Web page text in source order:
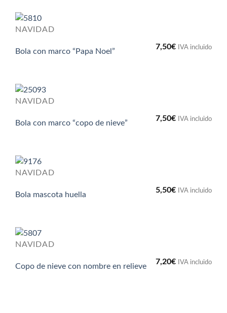
NAVIDAD
Bola con marco “Papa Noel”
7,50€ IVA incluido
NAVIDAD
Bola con marco “copo de nieve”
7,50€ IVA incluido
NAVIDAD
Bola mascota huella
5,50€ IVA incluido
NAVIDAD
Copo de nieve con nombre en relieve
7,20€ IVA incluido